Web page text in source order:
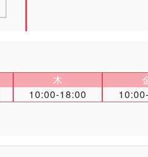
木
10:00-18:00